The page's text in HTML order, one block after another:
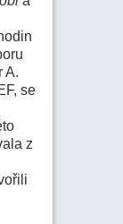
A.
se
z